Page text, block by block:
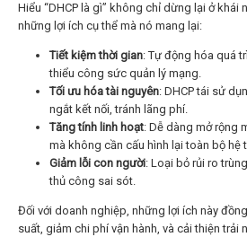
Hiểu “DHCP là gì” không chỉ dừng lại ở khái
những lợi ích cụ thể mà nó mang lại:
Tiết kiệm thời gian: Tự động hóa quá
thiểu công sức quản lý mạng.
Tối ưu hóa tài nguyên: DHCP tái sử
ngắt kết nối, tránh lãng phí.
Tăng tính linh hoạt: Dễ dàng mở rộng
mà không cần cấu hình lại toàn bộ hệ
Giảm lỗi con người: Loại bỏ rủi ro
thủ công sai sót.
Đối với doanh nghiệp, những lợi ích này
suất, giảm chi phí vận hành, và cải thiện trải